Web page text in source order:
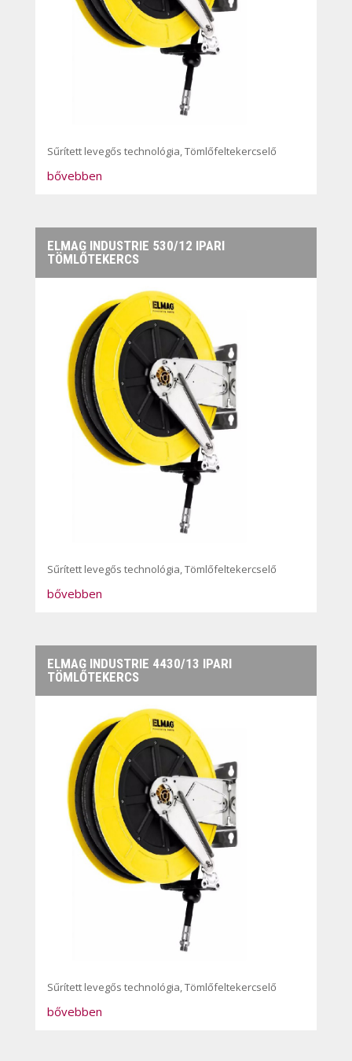
Sűrített levegős technológia,Tömlőfeltekercselő
bővebben
ELMAG INDUSTRIE 530/12 IPARI
TÖMLŐTEKERCS
Sűrített levegős technológia,Tömlőfeltekercselő
bővebben
ELMAG INDUSTRIE 4430/13 IPARI
TÖMLŐTEKERCS
Sűrített levegős technológia,Tömlőfeltekercselő
bővebben